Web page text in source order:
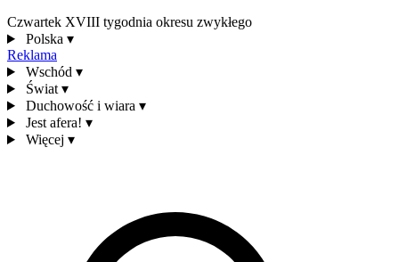
Czwartek XVIII tygodnia okresu zwykłego
Polska ▾
Reklama
Wschód ▾
Świat ▾
Duchowość i wiara ▾
Jest afera! ▾
Więcej ▾